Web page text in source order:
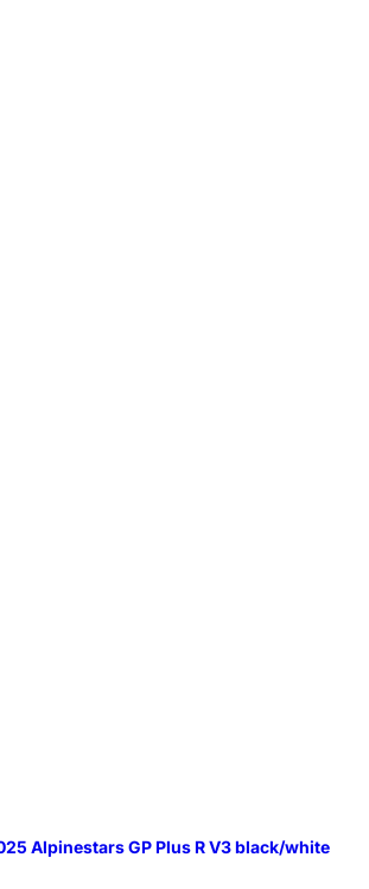
Alpinestars GP Plus R V3 black/white